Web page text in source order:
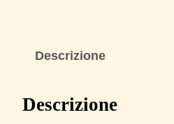
Descrizione
Descrizione